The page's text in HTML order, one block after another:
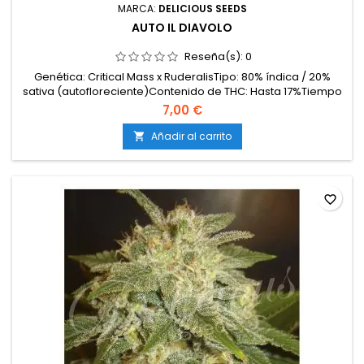
MARCA: DELICIOUS SEEDS
AUTO IL DIAVOLO
Reseña(s): 0
Genética: Critical Mass x RuderalisTipo: 80% índica / 20%
sativa (autofloreciente)Contenido de THC: Hasta 17%Tiempo
de floración: 7 semanas desde la germinaciónProducción en
interior: 300–320 g/m²Producción en exterior: 40–70
g/plantaAltura: 50–80 cm en interior y exteriorAromas y
sabores: Notas dulces, terrosas y afrutadas con...
7,00 €
 Añadir al carrito
favorite_border